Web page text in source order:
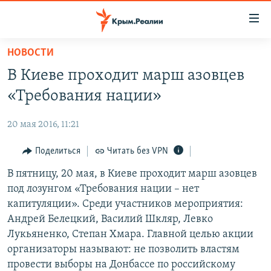
Вернуться
основному
содержанию
Вернутся
навигации
Вернутся
поиску
СПЕЦПРОЕКТЫ
КАРТА ВОЕННЫХ ОБЪЕКТОВ КРЫМА
11 ЛЕТ ОККУПАЦИИ КРЫМА. 11 ИСТОРИЙ СОПРОТИВЛЕНИЯ
ВОДА
ИСТОРИЯ
ЕЩЕ
ИНТЕРАКТИВ
ИНФОГРАФИКА
ТЕЛЕПРОЕКТ КРЫМ.РЕАЛИИ
СОВЕТЫ ПРАВОЗАЩИТНИКОВ
ПРОПАВШИЕ БЕЗ ВЕСТИ
РАДІО СВОБОДА
КАК ОБОЙТИ БЛОКИРОВКУ
Українською
Qırımtatar
НОВОСТИ
В Киеве проходит марш азовцев
«Требования нации»
20 мая 2016, 11:21
Поделиться Читать без VPN
В пятницу, 20 мая, в Киеве проходит марш азовцев
под лозунгом «Требования нации – нет
капитуляции». Среди участников мероприятия:
Андрей Белецкий, Василий Шкляр, Левко
Лукьяненко, Степан Хмара. Главной целью акции
организаторы называют: не позволить властям
провести выборы на Донбассе по российскому